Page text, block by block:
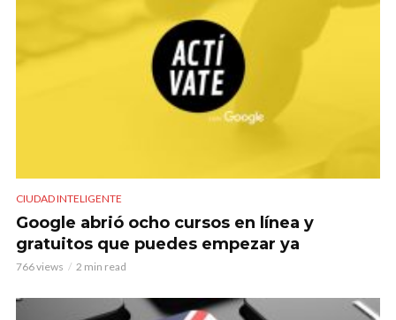
CIUDAD INTELIGENTE
Google abrió ocho cursos en línea y
gratuitos que puedes empezar ya
766 views 2 min read